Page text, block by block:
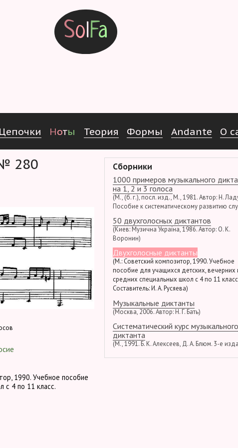
SolFa
Цепочки Ноты Теория Формы Andante О с
№ 280
1990. Учебное пособие
с 4 по 11 класс.
Сборники
1000 примеров музыкального
на 1, 2 и 3 голоса
(М., (б. г.), посл. изд., М., 1981. Автор: Н.
Пособие к систематическому развитию
50 двухголосных диктантов
(Киев: Музична Україна, 1986. Автор: О. К.
Воронин)
Двухголосные диктанты
(М.: Советский композитор, 1990. Учебное
пособие для учащихся детских, вечерних
средних специальных школ с 4 по 11
Составитель: И. А. Русяева)
Музыкальные диктанты
(Москва, 2006. Автор: Н. Г. Бать)
Систематический курс музыкального
диктанта
(М., 1991. Б. К. Алексеев, Д. А. Блюм. 3-е